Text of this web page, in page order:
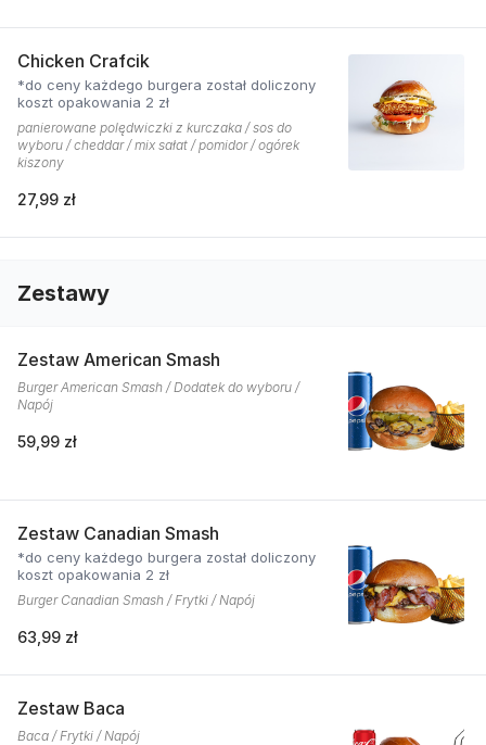
Chicken Crafcik
*do ceny każdego burgera został doliczony
koszt opakowania 2 zł
panierowane polędwiczki z kurczaka / sos do
wyboru / cheddar / mix sałat / pomidor / ogórek
kiszony
27,99 zł
Zestawy
Zestaw American Smash
Burger American Smash / Dodatek do wyboru /
Napój
59,99 zł
Zestaw Canadian Smash
*do ceny każdego burgera został doliczony
koszt opakowania 2 zł
Burger Canadian Smash / Frytki / Napój
63,99 zł
Zestaw Baca
Baca / Frytki / Napój